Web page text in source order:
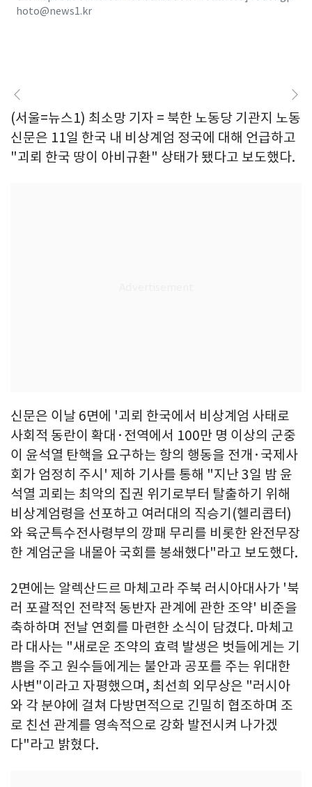
hoto@news1.kr
(서울=뉴스1) 최소망 기자 = 북한 노동당 기관지 노동
신문은 11일 한국 내 비상계엄 정국에 대해 언급하고
"괴뢰 한국 땅이 아비규환" 상태가 됐다고 보도했다.
신문은 이날 6면에 '괴뢰 한국에서 비상계엄 사태로
사회적 동란이 확대·전역에서 100만 명 이상의 군중
이 윤석열 탄핵을 요구하는 항의 행동을 전개·국제사
회가 엄정히 주시' 제하 기사를 통해 "지난 3일 밤 윤
석열 괴뢰는 최악의 집권 위기로부터 탈출하기 위해
비상계엄령을 선포하고 여러대의 직승기(헬리콥터)
와 육군특수전사령부의 깡패 무리를 비롯한 완전무장
한 계엄군을 내몰아 국회를 봉쇄했다"라고 보도했다.
2면에는 알렉산드르 마체고라 주북 러시아대사가 '북
러 포괄적인 전략적 동반자 관계에 관한 조약' 비준을
축하하며 전날 연회를 마련한 소식이 담겼다. 마체고
라 대사는 "새로운 조약의 효력 발생은 벗들에게는 기
쁨을 주고 원수들에게는 불안과 공포를 주는 위대한
사변"이라고 자평했으며, 최선희 외무상은 "러시아
와 각 분야에 걸쳐 다방면적으로 긴밀히 협조하며 조
로 친선 관계를 영속적으로 강화 발전시켜 나가겠
다"라고 밝혔다.